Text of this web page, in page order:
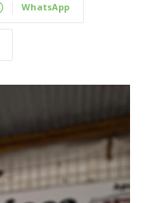
WhatsApp